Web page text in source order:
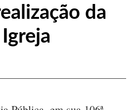
da
Igreja